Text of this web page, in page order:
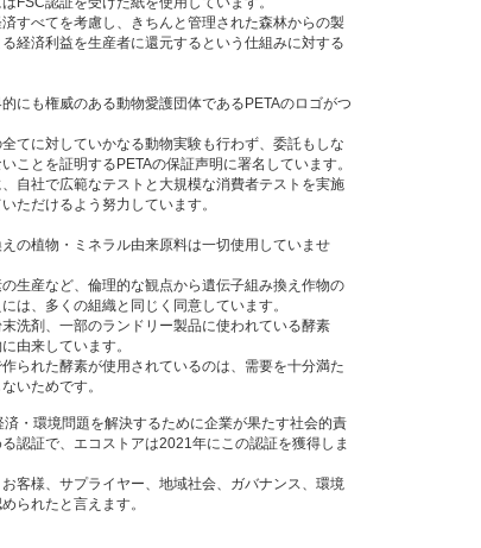
すべてを考慮し、きちんと管理された森林からの製
経済利益を生産者に還元するという仕組みに対する
にも権威のある動物愛護団体であるPETAのロゴがつ
てに対していかなる動物実験も行わず、委託もしな
ことを証明するPETAの保証声明に署名しています。
自社で広範なテストと大規模な消費者テストを実施
ただけるよう努力しています。
の植物・ミネラル由来原料は一切使用していませ
生産など、倫理的な観点から遺伝子組み換え作物の
は、多くの組織と同じく同意しています。
洗剤、一部のランドリー製品に使われている酵素
由来しています。
られた酵素が使用されているのは、需要を十分満た
いためです。
・環境問題を解決するために企業が果たす社会的責
認証で、エコストアは2021年にこの認証を獲得しま
客様、サプライヤー、地域社会、ガバナンス、環境
られたと言えます。